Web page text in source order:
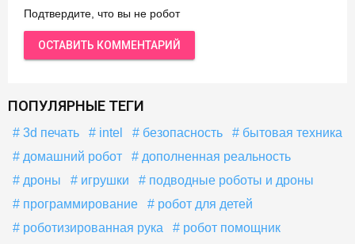
Подтвердите, что вы не робот
ПОПУЛЯРНЫЕ ТЕГИ
3d печать intel безопасность
бытовая техника
домашний робот
дополненная реальность
дроны
игрушки
подводные роботы и дроны
программирование
робот для детей
роботизированная рука
робот помощник